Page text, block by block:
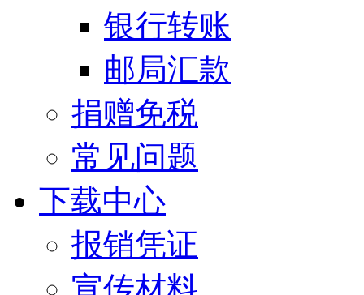
银行转账
邮局汇款
捐赠免税
常见问题
下载中心
报销凭证
宣传材料